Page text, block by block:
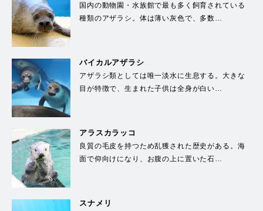
国内の動物園・水族館で最も多く飼育されている
種類のアザラシ。体は薄い灰色で、多数…
バイカルアザラシ
アザラシ類としては唯一淡水に生息する。大きな
目が特徴で、生まれた子供は全身が白い…
アラスカラッコ
良質の毛皮を持つため乱獲された歴史がある。海
面で仰向けになり、お腹の上に置いた石…
スナメリ